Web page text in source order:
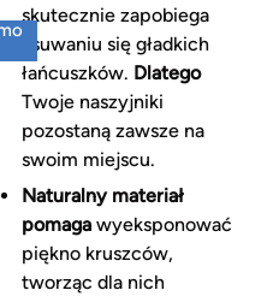
skutecznie zapobiega
zsuwaniu się gładkich
łańcuszków. Dlatego
Twoje naszyjniki
pozostaną zawsze na
swoim miejscu.
Naturalny materiał
pomagawyeksponować
piękno kruszców,
tworząc dla nich